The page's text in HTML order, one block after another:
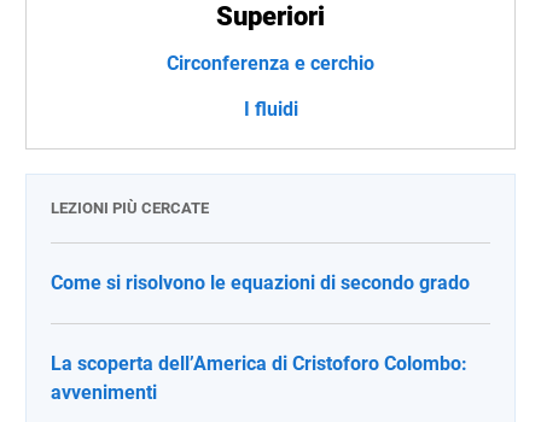
Superiori
Circonferenza e cerchio
I fluidi
LEZIONI PIÙ CERCATE
Come si risolvono le equazioni di secondo grado
La scoperta dell’America di Cristoforo Colombo:
avvenimenti